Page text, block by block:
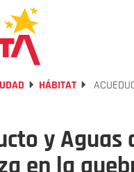
HÁBITAT
y